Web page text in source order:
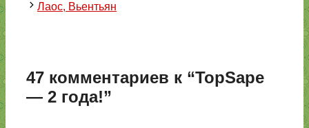
Лаос, Вьентьян
47 комментариев к “TopSape
— 2 года!”